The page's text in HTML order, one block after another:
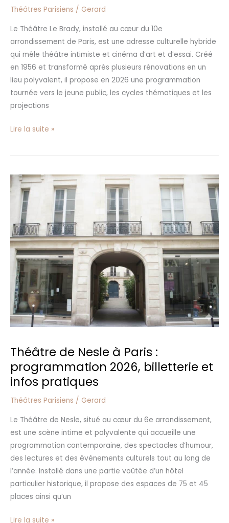
Théâtres Parisiens / Gerard
Le Théâtre Le Brady, installé au cœur du 10e
arrondissement de Paris, est une adresse culturelle hybride
qui mêle théâtre intimiste et cinéma d’art et d’essai. Créé
en 1956 et transformé après plusieurs rénovations en un
lieu polyvalent, il propose en 2026 une programmation
tournée vers le jeune public, les cycles thématiques et les
projections
Lire la suite »
Théâtre de Nesle à Paris :
programmation 2026, billetterie et
infos pratiques
Théâtres Parisiens / Gerard
Le Théâtre de Nesle, situé au cœur du 6e arrondissement,
est une scène intime et polyvalente qui accueille une
programmation contemporaine, des spectacles d’humour,
des lectures et des événements culturels tout au long de
l’année. Installé dans une partie voûtée d’un hôtel
particulier historique, il propose des espaces de 75 et 45
places ainsi qu’un
Théâtre
de
Nesle
Paris
:
programmation
2026,
billetterie
et
infos
pratiques
Lire la suite »